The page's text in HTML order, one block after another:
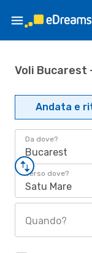
Voli Bucarest
Andata e
Da dove?
Bucarest
Verso dove?
Satu Mare
Quando?